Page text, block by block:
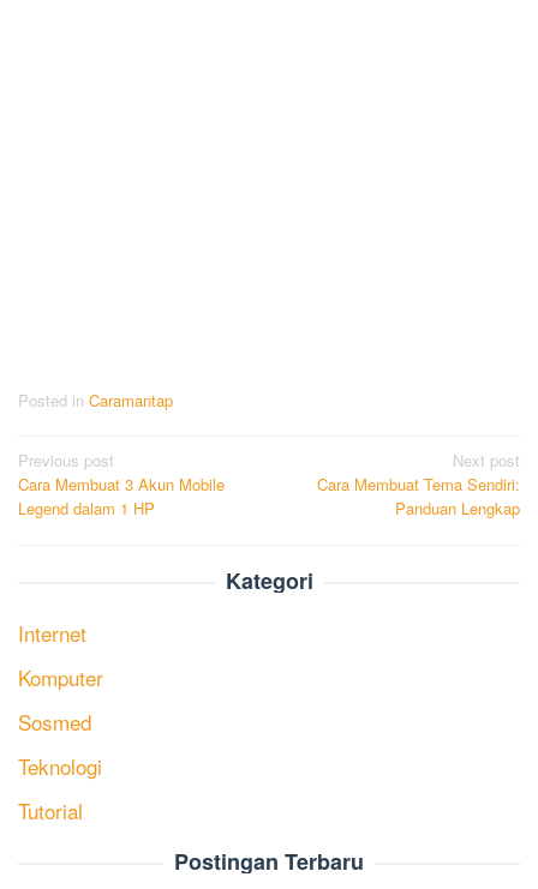
Posted in Caramantap
Post
navigation
Previous post
Cara Membuat 3 Akun Mobile
Legend dalam 1 HP
Next post
Cara Membuat Tema Sendiri:
Panduan Lengkap
Kategori
Internet
Komputer
Sosmed
Teknologi
Tutorial
Postingan Terbaru